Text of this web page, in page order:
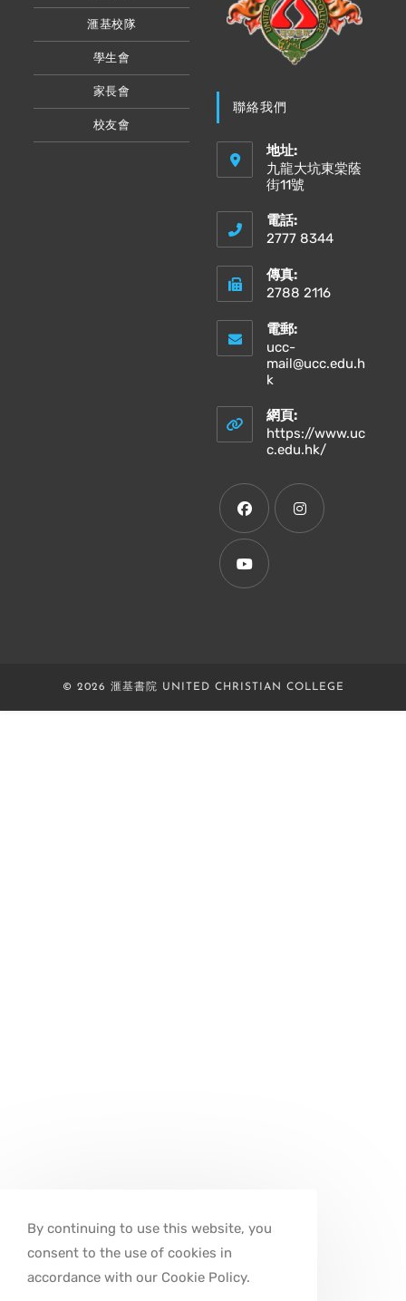
滙基校隊
學生會
家長會
校友會
聯絡我們
地址:
九龍大坑東棠蔭
街11號
電話:
2777 8344
傳真:
2788 2116
電郵:
ucc-
mail@ucc.edu.h
k
your
application
網頁:
https://www.uc
c.edu.hk/Opens
Opens
in
tab
© 2026 滙基書院 UNITED CHRISTIAN COLLEGE
By continuing to use this website, you
consent to the use of cookies in
accordance with our Cookie Policy.